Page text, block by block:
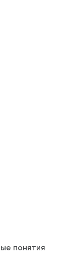
понятия